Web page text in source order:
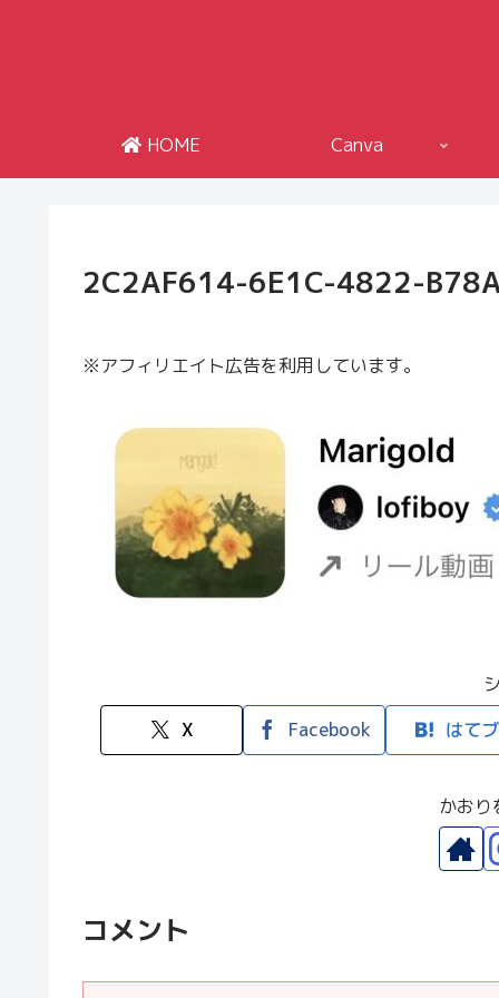
HOME Canva
2C2AF614-6E1C-4822-
※アフィリエイト広告を利用しています。
X
Facebook はてブ
かおり
コメント